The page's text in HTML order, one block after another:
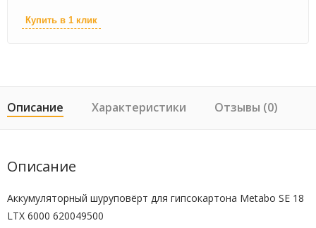
Купить в 1 клик
Описание Характеристики Отзывы (0)
Описание
Аккумуляторный шуруповёрт для гипсокартона Metabo SE 18
LTX 6000 620049500